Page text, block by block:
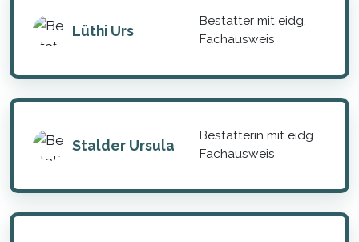
Lüthi Urs
Bestatter mit eidg.
Fachausweis
Stalder Ursula
Bestatterin mit eidg.
Fachausweis